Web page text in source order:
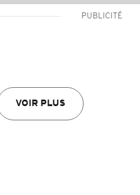
PUBLICITÉ
VOIR PLUS